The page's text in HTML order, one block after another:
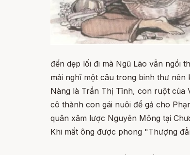
đến dẹp lối đi mà Ngũ Lão vẫn ngồi
mải nghĩ một câu trong binh thư nên
Nàng là Trần Thị Tĩnh, con ruột của
cô thành con gái nuôi để gả cho
quân xâm lược Nguyên Mông tại
Khi mất ông được phong "Thượng